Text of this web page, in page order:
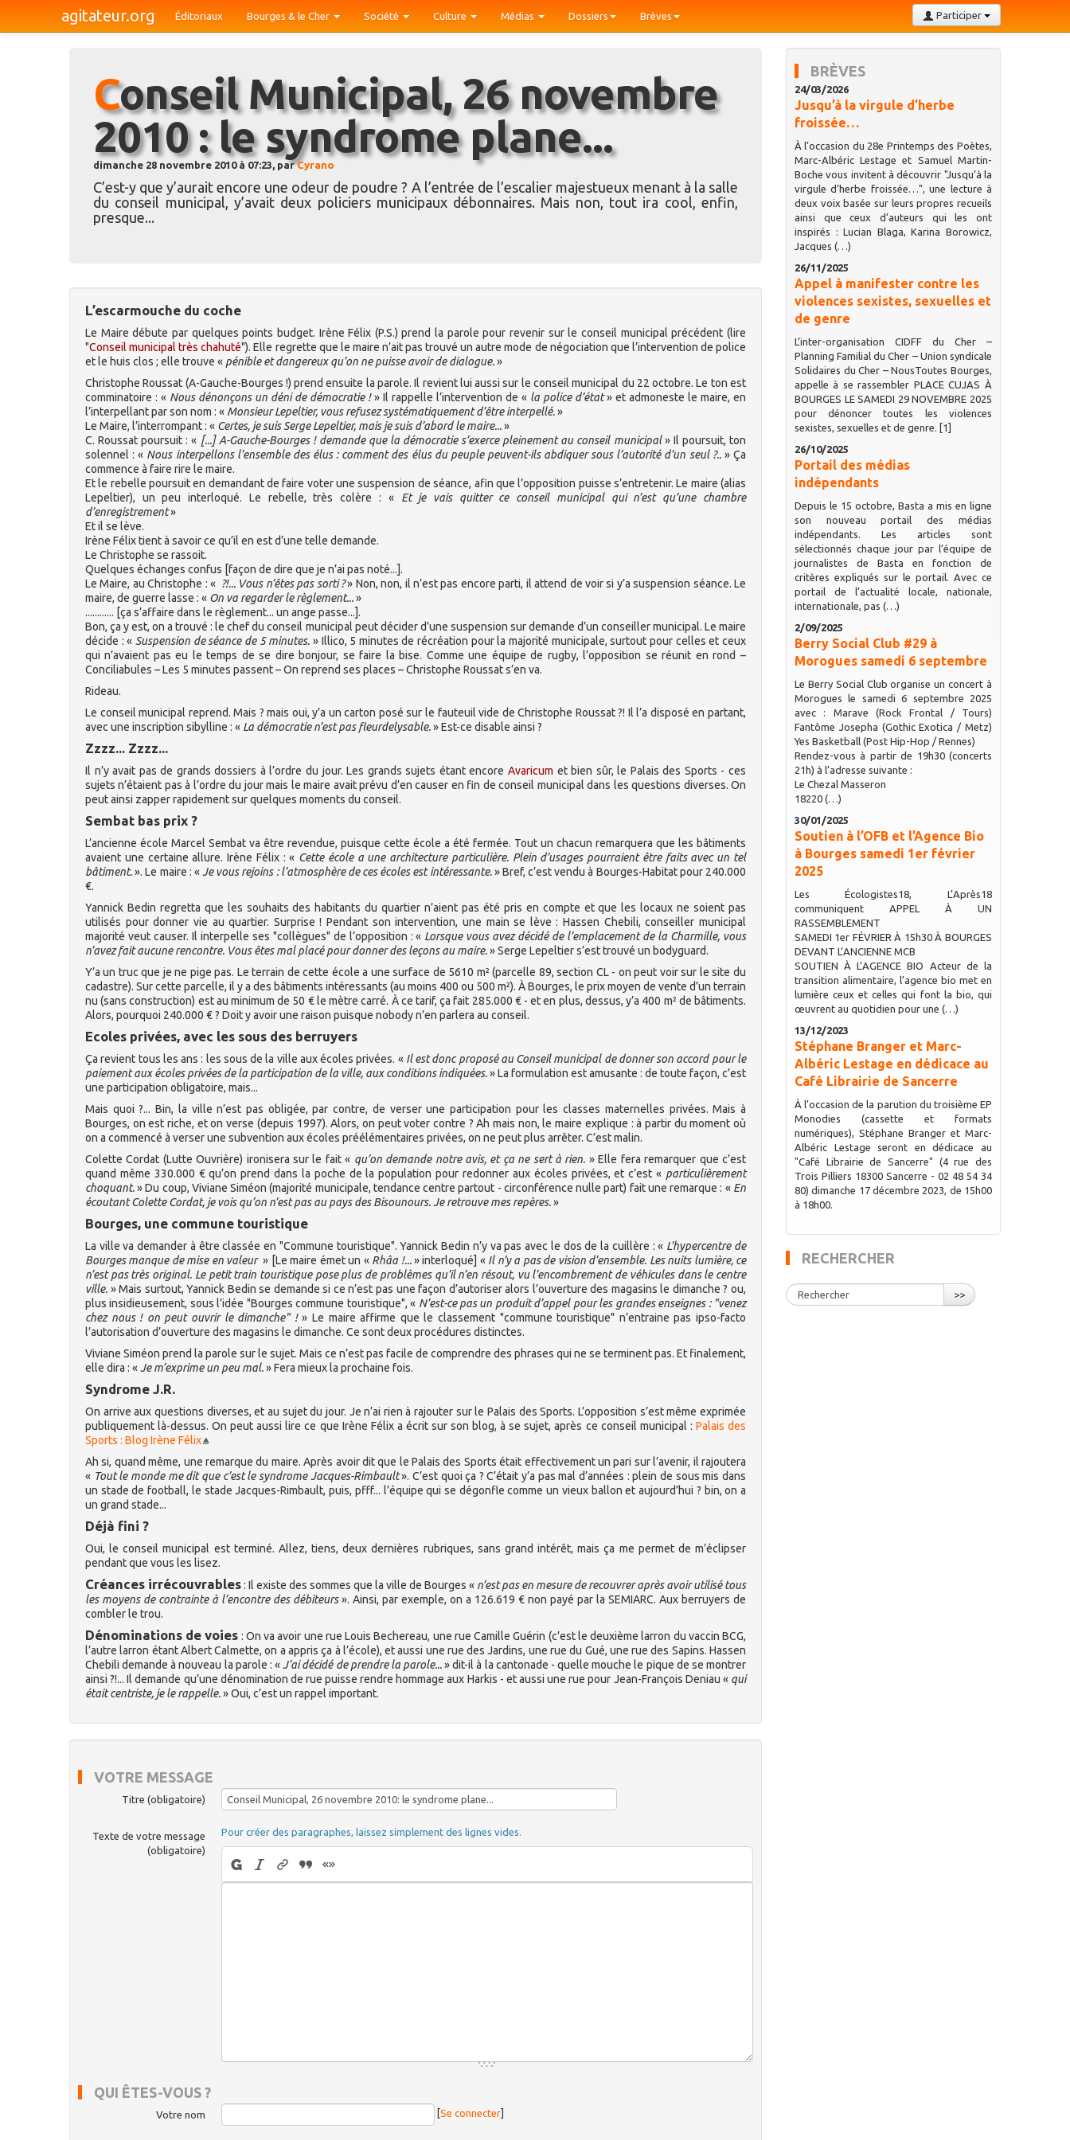
agitateur.org Participer
Éditoriaux Bourges & le Cher Société Culture Médias Dossiers Brèves
Conseil Municipal, 26 novembre
2010 : le syndrome plane...
dimanche 28 novembre 2010 à 07:23, parCyrano
C’est-y que y’aurait encore une odeur de poudre ? A l’entrée de l’escalier majestueux menant à la salle
du conseil municipal, y’avait deux policiers municipaux débonnaires. Mais non, tout ira cool, enfin,
presque...
L’escarmouche du coche
Le Maire débute par quelques points budget. Irène Félix (P.S.) prend la parole pour revenir sur le conseil municipal précédent (lire
"Conseil municipal très chahuté"). Elle regrette que le maire n’ait pas trouvé un autre mode de négociation que l’intervention de police
et le huis clos ; elle trouve « pénible et dangereux qu’on ne puisse avoir de dialogue.»
Christophe Roussat (A-Gauche-Bourges !) prend ensuite la parole. Il revient lui aussi sur le conseil municipal du 22 octobre. Le ton est
comminatoire : « Nous dénonçons un déni de démocratie !» Il rappelle l’intervention de « la police d’état» et admoneste le maire, en
l’interpellant par son nom : « Monsieur Lepeltier, vous refusez systématiquement d’être interpellé.»
Le Maire, l’interrompant : « Certes, je suis Serge Lepeltier, mais je suis d’abord le maire...»
C. Roussat poursuit : « [...] A-Gauche-Bourges ! demande que la démocratie s’exerce pleinement au conseil municipal» Il poursuit, ton
solennel : « Nous interpellons l’ensemble des élus : comment des élus du peuple peuvent-ils abdiquer sous l’autorité d’un seul ?..» Ça
commence à faire rire le maire.
Et le rebelle poursuit en demandant de faire voter une suspension de séance, afin que l’opposition puisse s’entretenir. Le maire (alias
Lepeltier), un peu interloqué. Le rebelle, très colère : « Et je vais quitter ce conseil municipal qui n’est qu’une chambre
d’enregistrement»
Et il se lève.
Irène Félix tient à savoir ce qu’il en est d’une telle demande.
Le Christophe se rassoit.
Quelques échanges confus [façon de dire que je n’ai pas noté...].
Le Maire, au Christophe : « ?!... Vous n’êtes pas sorti ?» Non, non, il n’est pas encore parti, il attend de voir si y’a suspension séance. Le
maire, de guerre lasse : « On va regarder le règlement...»
............ [ça s’affaire dans le règlement... un ange passe...].
Bon, ça y est, on a trouvé : le chef du conseil municipal peut décider d’une suspension sur demande d’un conseiller municipal. Le maire
décide : « Suspension de séance de 5 minutes. » Illico, 5 minutes de récréation pour la majorité municipale, surtout pour celles et ceux
qui n’avaient pas eu le temps de se dire bonjour, se faire la bise. Comme une équipe de rugby, l’opposition se réunit en rond –
Conciliabules – Les 5 minutes passent – On reprend ses places – Christophe Roussat s’en va.
Rideau.
Le conseil municipal reprend. Mais ? mais oui, y’a un carton posé sur le fauteuil vide de Christophe Roussat ?! Il l’a disposé en partant,
avec une inscription sibylline : « La démocratie n’est pas fleurdelysable.» Est-ce disable ainsi ?
Zzzz... Zzzz...
Il n’y avait pas de grands dossiers à l’ordre du jour. Les grands sujets étant encore Avaricum et bien sûr, le Palais des Sports - ces
sujets n’étaient pas à l’ordre du jour mais le maire avait prévu d’en causer en fin de conseil municipal dans les questions diverses. On
peut ainsi zapper rapidement sur quelques moments du conseil.
Sembat bas prix ?
L’ancienne école Marcel Sembat va être revendue, puisque cette école a été fermée. Tout un chacun remarquera que les bâtiments
avaient une certaine allure. Irène Félix : « Cette école a une architecture particulière. Plein d’usages pourraient être faits avec un tel
bâtiment.». Le maire : «Je vous rejoins : l’atmosphère de ces écoles est intéressante.» Bref, c’est vendu à Bourges-Habitat pour 240.000
€.
Yannick Bedin regretta que les souhaits des habitants du quartier n’aient pas été pris en compte et que les locaux ne soient pas
utilisés pour donner vie au quartier. Surprise ! Pendant son intervention, une main se lève : Hassen Chebili, conseiller municipal
majorité veut causer. Il interpelle ses "collègues" de l’opposition : « Lorsque vous avez décidé de l’emplacement de la Charmille, vous
n’avez fait aucune rencontre. Vous êtes mal placé pour donner des leçons au maire.» Serge Lepeltier s’est trouvé un bodyguard.
Y’a un truc que je ne pige pas. Le terrain de cette école a une surface de 5610 m² (parcelle 89, section CL - on peut voir sur le site du
cadastre). Sur cette parcelle, il y a des bâtiments intéressants (au moins 400 ou 500 m²). À Bourges, le prix moyen de vente d’un terrain
nu (sans construction) est au minimum de 50 € le mètre carré. À ce tarif, ça fait 285.000 € - et en plus, dessus, y’a 400 m² de bâtiments.
Alors, pourquoi 240.000 € ? Doit y avoir une raison puisque nobody n’en parlera au conseil.
Ecoles privées, avec les sous des berruyers
Ça revient tous les ans : les sous de la ville aux écoles privées. « Il est donc proposé au Conseil municipal de donner son accord pour le
paiement aux écoles privées de la participation de la ville, aux conditions indiquées.» La formulation est amusante : de toute façon, c’est
une participation obligatoire, mais...
Mais quoi ?... Bin, la ville n’est pas obligée, par contre, de verser une participation pour les classes maternelles privées. Mais à
Bourges, on est riche, et on verse (depuis 1997). Alors, on peut voter contre ? Ah mais non, le maire explique : à partir du moment où
on a commencé à verser une subvention aux écoles préélémentaires privées, on ne peut plus arrêter. C’est malin.
Colette Cordat (Lutte Ouvrière) ironisera sur le fait « qu’on demande notre avis, et ça ne sert à rien. » Elle fera remarquer que c’est
quand même 330.000 € qu’on prend dans la poche de la population pour redonner aux écoles privées, et c’est « particulièrement
choquant.» Du coup, Viviane Siméon (majorité municipale, tendance centre partout - circonférence nulle part) fait une remarque : « En
écoutant Colette Cordat, je vois qu’on n’est pas au pays des Bisounours. Je retrouve mes repères.»
Bourges, une commune touristique
La ville va demander à être classée en "Commune touristique". Yannick Bedin n’y va pas avec le dos de la cuillère : « L’hypercentre de
Bourges manque de mise en valeur » [Le maire émet un « Rhâa !...» interloqué] « Il n’y a pas de vision d’ensemble. Les nuits lumière, ce
n’est pas très original. Le petit train touristique pose plus de problèmes qu’il n’en résout, vu l’encombrement de véhicules dans le centre
ville. » Mais surtout, Yannick Bedin se demande si ce n’est pas une façon d’autoriser alors l’ouverture des magasins le dimanche ? ou,
plus insidieusement, sous l’idée "Bourges commune touristique", « N’est-ce pas un produit d’appel pour les grandes enseignes : "venez
chez nous ! on peut ouvrir le dimanche" !» Le maire affirme que le classement "commune touristique" n’entraine pas ipso-facto
l’autorisation d’ouverture des magasins le dimanche. Ce sont deux procédures distinctes.
Viviane Siméon prend la parole sur le sujet. Mais ce n’est pas facile de comprendre des phrases qui ne se terminent pas. Et finalement,
elle dira : «Je m’exprime un peu mal.» Fera mieux la prochaine fois.
Syndrome J.R.
On arrive aux questions diverses, et au sujet du jour. Je n’ai rien à rajouter sur le Palais des Sports. L’opposition s’est même exprimée
publiquement là-dessus. On peut aussi lire ce que Irène Félix a écrit sur son blog, à se sujet, après ce conseil municipal : Palais des
Sports : Blog Irène Félix
Ah si, quand même, une remarque du maire. Après avoir dit que le Palais des Sports était effectivement un pari sur l’avenir, il rajoutera
« Tout le monde me dit que c’est le syndrome Jacques-Rimbault». C’est quoi ça ? C’était y’a pas mal d’années : plein de sous mis dans
un stade de football, le stade Jacques-Rimbault, puis, pfff... l’équipe qui se dégonfle comme un vieux ballon et aujourd’hui ? bin, on a
un grand stade...
Déjà fini ?
Oui, le conseil municipal est terminé. Allez, tiens, deux dernières rubriques, sans grand intérêt, mais ça me permet de m’éclipser
pendant que vous les lisez.
Créances irrécouvrables: Il existe des sommes que la ville de Bourges « n’est pas en mesure de recouvrer après avoir utilisé tous
les moyens de contrainte à l’encontre des débiteurs». Ainsi, par exemple, on a 126.619 € non payé par la SEMIARC. Aux berruyers de
combler le trou.
Dénominations de voies : On va avoir une rue Louis Bechereau, une rue Camille Guérin (c’est le deuxième larron du vaccin BCG,
l’autre larron étant Albert Calmette, on a appris ça à l’école), et aussi une rue des Jardins, une rue du Gué, une rue des Sapins. Hassen
Chebili demande à nouveau la parole : «J’ai décidé de prendre la parole...» dit-il à la cantonade - quelle mouche le pique de se montrer
ainsi ?!... Il demande qu’une dénomination de rue puisse rendre hommage aux Harkis - et aussi une rue pour Jean-François Deniau « qui
était centriste, je le rappelle.» Oui, c’est un rappel important.
VOTRE MESSAGE
Titre (obligatoire)
Texte de votre message
(obligatoire)
Pour créer des paragraphes, laissez simplement des lignes vides.
QUI ÊTES-VOUS ?
Votre nom [Se connecter]
BRÈVES
24/03/2026
Jusqu’à la virgule d’herbe
froissée…
À l’occasion du 28e Printemps des Poètes,
Marc-Albéric Lestage et Samuel Martin-
Boche vous invitent à découvrir "Jusqu’à la
virgule d’herbe froissée…", une lecture à
deux voix basée sur leurs propres recueils
ainsi que ceux d’auteurs qui les ont
inspirés : Lucian Blaga, Karina Borowicz,
Jacques (…)
26/11/2025
Appel à manifester contre les
violences sexistes, sexuelles et
de genre
L’inter-organisation CIDFF du Cher –
Planning Familial du Cher – Union syndicale
Solidaires du Cher – NousToutes Bourges,
appelle à se rassembler PLACE CUJAS À
BOURGES LE SAMEDI 29 NOVEMBRE 2025
pour dénoncer toutes les violences
sexistes, sexuelles et de genre. [1]
26/10/2025
Portail des médias
indépendants
Depuis le 15 octobre, Basta a mis en ligne
son nouveau portail des médias
indépendants. Les articles sont
sélectionnés chaque jour par l’équipe de
journalistes de Basta en fonction de
critères expliqués sur le portail. Avec ce
portail de l’actualité locale, nationale,
internationale, pas (…)
2/09/2025
Berry Social Club #29 à
Morogues samedi 6 septembre
Le Berry Social Club organise un concert à
Morogues le samedi 6 septembre 2025
avec : Marave (Rock Frontal / Tours)
Fantôme Josepha (Gothic Exotica / Metz)
Yes Basketball (Post Hip-Hop / Rennes)
Rendez-vous à partir de 19h30 (concerts
21h) à l’adresse suivante :
Le Chezal Masseron
18220 (…)
30/01/2025
Soutien à l’OFB et l’Agence Bio
à Bourges samedi 1er février
2025
Les Écologistes18, L’Après18
communiquent APPEL À UN
RASSEMBLEMENT
SAMEDI 1er FÉVRIER À 15h30 À BOURGES
DEVANT L’ANCIENNE MCB
SOUTIEN À L’AGENCE BIO Acteur de la
transition alimentaire, l’agence bio met en
lumière ceux et celles qui font la bio, qui
œuvrent au quotidien pour une (…)
13/12/2023
Stéphane Branger et Marc-
Albéric Lestage en dédicace au
Café Librairie de Sancerre
À l’occasion de la parution du troisième EP
Monodies (cassette et formats
numériques), Stéphane Branger et Marc-
Albéric Lestage seront en dédicace au
"Café Librairie de Sancerre" (4 rue des
Trois Pilliers 18300 Sancerre - 02 48 54 34
80) dimanche 17 décembre 2023, de 15h00
à 18h00.
RECHERCHER
>>